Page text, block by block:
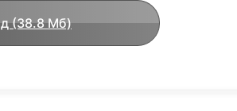
(38.8 Мб)